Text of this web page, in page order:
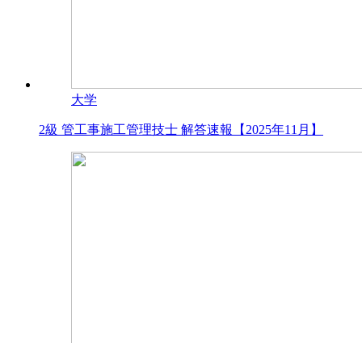
大学
2級 管工事施工管理技士 解答速報【2025年11月】